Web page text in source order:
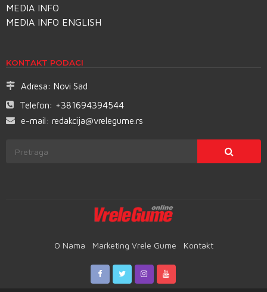
MEDIA INFO
MEDIA INFO ENGLISH
KONTAKT PODACI
Adresa: Novi Sad
Telefon: +381694394544
e-mail: redakcija@vrelegume.rs
O Nama Marketing Vrele Gume Kontakt